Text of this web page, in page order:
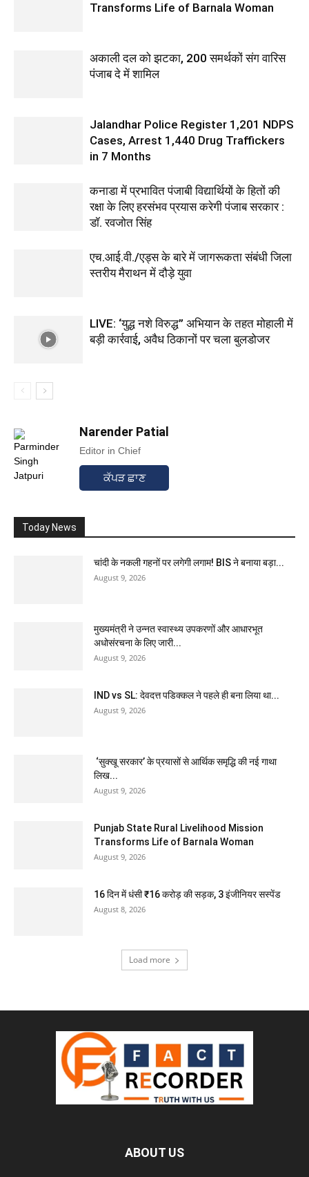
Transforms Life of Barnala Woman
अकाली दल को झटका, 200 समर्थकों संग वारिस
पंजाब दे में शामिल
Jalandhar Police Register 1,201 NDPS
Cases, Arrest 1,440 Drug Traffickers
in 7 Months
कनाडा में प्रभावित पंजाबी विद्यार्थियों के हितों की
रक्षा के लिए हरसंभव प्रयास करेगी पंजाब सरकार :
डॉ. रवजोत सिंह
एच.आई.वी./एड्स के बारे में जागरूकता संबंधी जिला
स्तरीय मैराथन में दौड़े युवा
LIVE: ‘युद्ध नशे विरुद्ध” अभियान के तहत मोहाली में
बड़ी कार्रवाई, अवैध ठिकानों पर चला बुलडोजर
Narender Patial
Editor in Chief
ਕੱਪੜ ਛਾਣ
Today News
चांदी के नकली गहनों पर लगेगी लगाम! BIS ने बनाया बड़ा...
August 9, 2026
मुख्यमंत्री ने उन्नत स्वास्थ्य उपकरणों और आधारभूत
अधोसंरचना के लिए जारी...
August 9, 2026
IND vs SL: देवदत्त पडिक्कल ने पहले ही बना लिया था...
August 9, 2026
‘सुक्खू सरकार’ के प्रयासों से आर्थिक समृद्धि की नई गाथा
लिख...
August 9, 2026
Punjab State Rural Livelihood Mission
Transforms Life of Barnala Woman
August 9, 2026
16 दिन में धंसी ₹16 करोड़ की सड़क, 3 इंजीनियर सस्पेंड
August 8, 2026
Load more
ABOUT US